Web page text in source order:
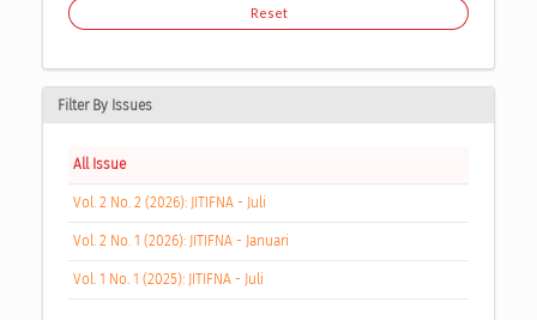
Reset
Filter By Issues
All Issue
Vol. 2 No. 2 (2026): JITIFNA - Juli
Vol. 2 No. 1 (2026): JITIFNA - Januari
Vol. 1 No. 1 (2025): JITIFNA - Juli